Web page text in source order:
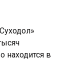
находится в